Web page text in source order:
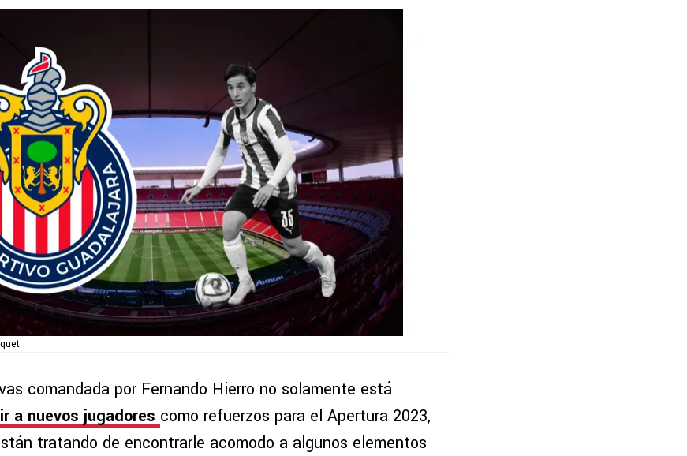
comandada por Fernando Hierro no solamente está
a nuevos jugadores como refuerzos para el Apertura 2023,
tratando de encontrarle acomodo a algunos elementos